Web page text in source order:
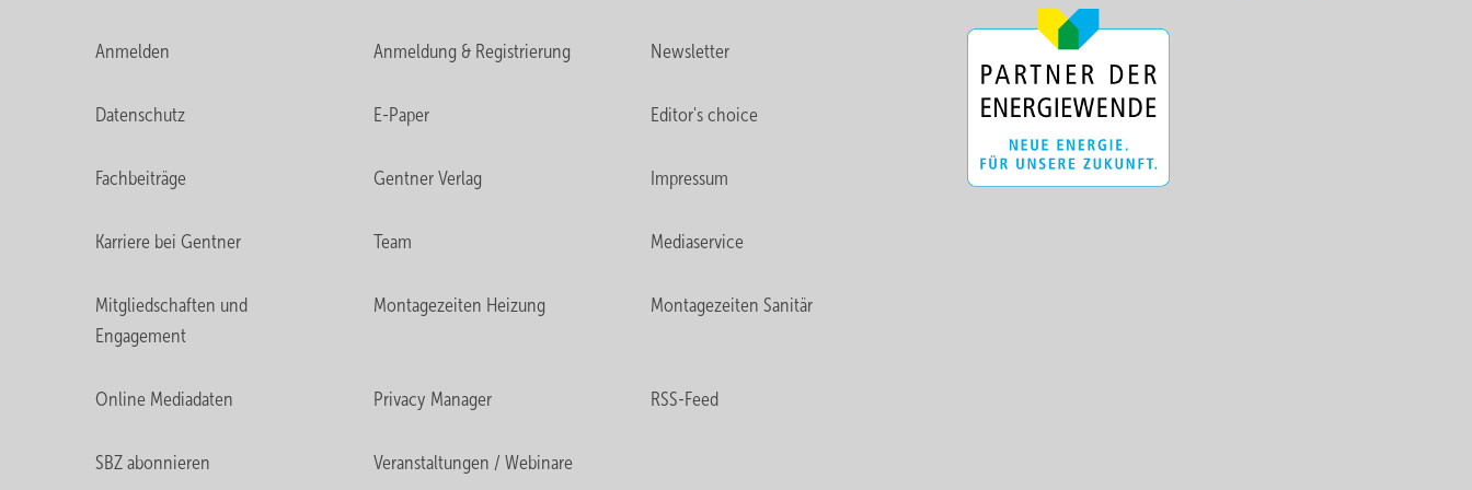
Anmelden Anmeldung & Registrierung Newsletter
Datenschutz E-Paper Editor's choice
Fachbeiträge Gentner Verlag Impressum
Karriere bei Gentner Team Mediaservice
Mitgliedschaften und
Engagement
Montagezeiten Heizung Montagezeiten Sanitär
Online Mediadaten Privacy Manager RSS-Feed
SBZ abonnieren Veranstaltungen / Webinare